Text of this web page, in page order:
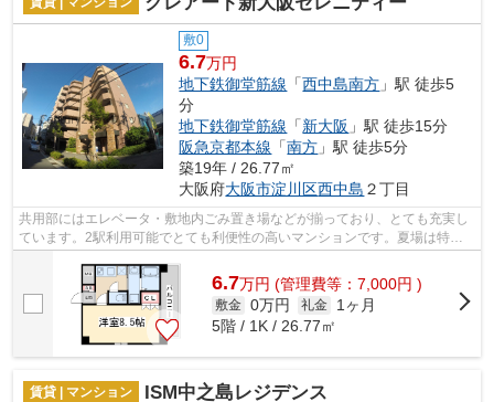
敷0
6.7万円
地下鉄御堂筋線 「西中島南方 」駅 徒歩5
分
地下鉄御堂筋線 「新大阪 」駅 徒歩15分
阪急京都本線 「南方 」駅 徒歩5分
築19年 / 26.77㎡
大阪府大阪市淀川区西中島 ２丁目
共用部にはエレベータ・敷地内ごみ置き場などが揃っており、とても充実し
ています。2駅利用可能でとても利便性の高いマンションです。夏場は特に
6.7万円 (管理費等：7,000円 )
敷金 0万円 礼金
1ヶ月
5階 / 1K / 26.77㎡
賃貸 | マンション ISM中之島レジデンス